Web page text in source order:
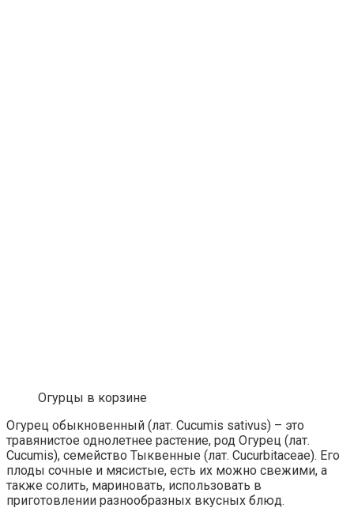
Огурцы в корзине
Огурец обыкновенный (лат. Cucumis sativus) – это
травянистое однолетнее растение, род Огурец (лат.
Cucumis), семейство Тыквенные (лат. Cucurbitaceae). Его
плоды сочные и мясистые, есть их можно свежими, а
также солить, мариновать, использовать в
приготовлении разнообразных вкусных блюд.
Скрытая камера на пляже Крыма: Что люди
Ролик длится несколько секунд, а смеяться вы
Ролик длится пару секунд, но вы будете в шоке от